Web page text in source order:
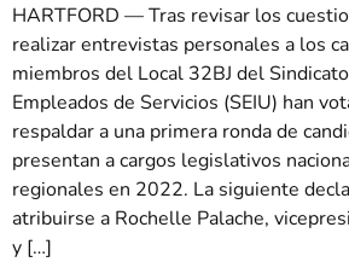
HARTFORD — Tras revisar los
realizar entrevistas personales a los
miembros del Local 32BJ del
Empleados de Servicios (SEIU) han
respaldar a una primera ronda de
presentan a cargos legislativos
regionales en 2022. La siguiente
atribuirse a Rochelle Palache,
y […]